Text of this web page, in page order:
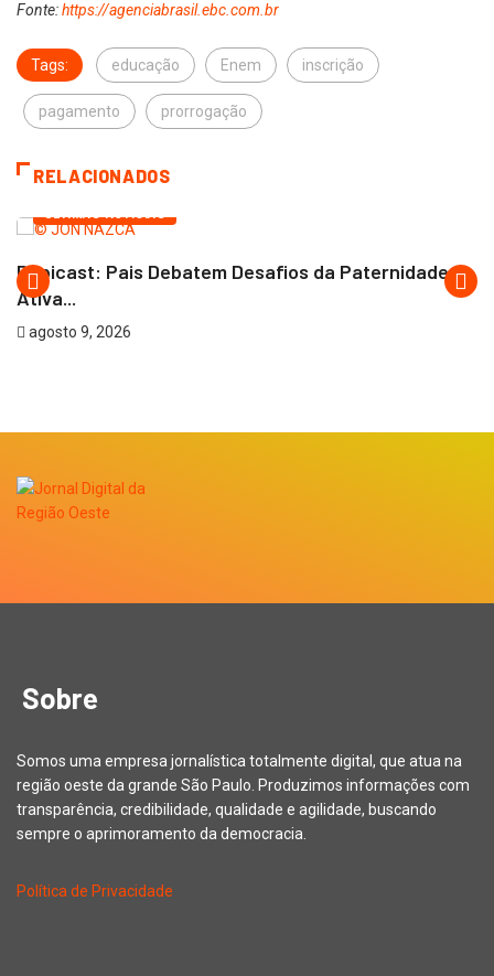
Fonte:https://agenciabrasil.ebc.com.br
Tags: educação Enem inscrição
pagamento prorrogação
RELACIONADOS
ÚLTIMAS NOTÍCIAS
Papicast: Pais Debatem Desafios da Paternidade
Ativa...
agosto 9, 2026
Sobre
Somos uma empresa jornalística totalmente digital, que atua na
região oeste da grande São Paulo. Produzimos informações com
transparência, credibilidade, qualidade e agilidade, buscando
sempre o aprimoramento da democracia.
Política de Privacidade